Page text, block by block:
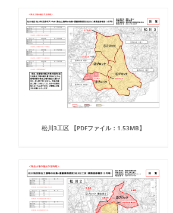
松川3工区 【PDFファイル：1.53MB】